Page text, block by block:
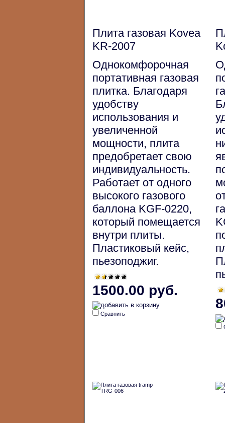
Плита газовая Kovea
KR-2007
Однокомфорочная
портативная газовая
плитка. Благодаря
удобству
использования и
увеличенной
мощности, плита
предобретает свою
индивидуальность.
Работает от одного
высокого газового
баллона KGF-0220,
который помещается
внутри плиты.
Пластиковый кейс,
пьезоподжиг.
1500.00 руб.
Сравнить